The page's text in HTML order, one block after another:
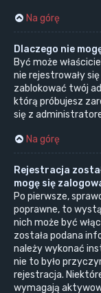
Na górę
Dlaczego nie
Być może
nie rejestrowały
zablokować twój
którą próbujesz
się z
Na górę
Rejestracja
mogę się
Po pierwsze,
poprawne, to
nich może być
została podana
należy wykonać
nie to było
rejestracja.
wymagają